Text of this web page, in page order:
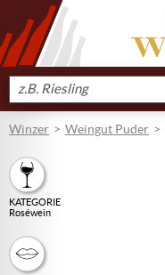
Produkt
suchen
Winzer Weingut Puder
KATEGORIE
Roséwein